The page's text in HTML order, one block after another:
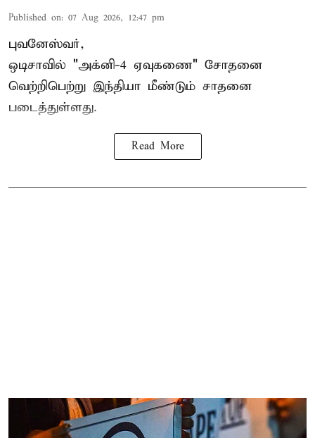
Published on: 07 Aug 2026, 12:47 pm
புவனேஸ்வர்,
ஒடிசாவில் "அக்னி-4 ஏவுகணை" சோதனை
வெற்றிபெற்று இந்தியா மீண்டும் சாதனை
படைத்துள்ளது.
Read More